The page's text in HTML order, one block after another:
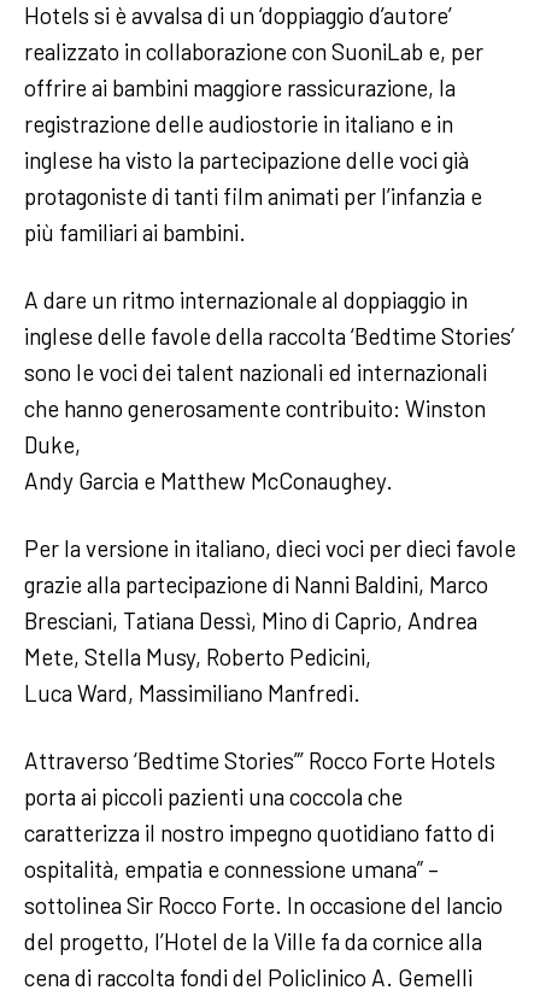
Hotels si è avvalsa di un ‘doppiaggio d’autore’
realizzato in collaborazione con SuoniLab e, per
offrire ai bambini maggiore rassicurazione, la
registrazione delle audiostorie in italiano e in
inglese ha visto la partecipazione delle voci già
protagoniste di tanti film animati per l’infanzia e
più familiari ai bambini.
A dare un ritmo internazionale al doppiaggio in
inglese delle favole della raccolta ‘Bedtime Stories’
sono le voci dei talent nazionali ed internazionali
che hanno generosamente contribuito: Winston
Duke,
Andy Garcia e Matthew McConaughey.
Per la versione in italiano, dieci voci per dieci favole
grazie alla partecipazione di Nanni Baldini, Marco
Bresciani, Tatiana Dessì, Mino di Caprio, Andrea
Mete, Stella Musy, Roberto Pedicini,
Luca Ward, Massimiliano Manfredi.
Attraverso ‘Bedtime Stories”’ Rocco Forte Hotels
porta ai piccoli pazienti una coccola che
caratterizza il nostro impegno quotidiano fatto di
ospitalità, empatia e connessione umana” –
sottolinea Sir Rocco Forte. In occasione del lancio
del progetto, l’Hotel de la Ville fa da cornice alla
cena di raccolta fondi del Policlinico A. Gemelli